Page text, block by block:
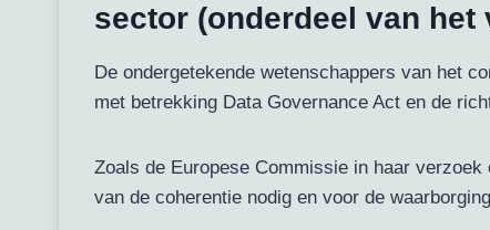
sector (onderdeel van
De ondergetekende wetenschappers van het
met betrekking Data Governance Act en de
Zoals de Europese Commissie in haar
van de coherentie nodig en voor de